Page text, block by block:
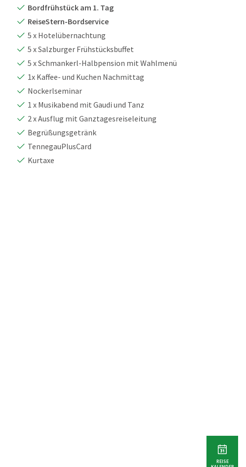
Bordfrühstück am 1. Tag
ReiseStern-Bordservice
5 x Hotelübernachtung
5 x Salzburger Frühstücksbuffet
5 x Schmankerl-Halbpension mit Wahlmenü
1x Kaffee- und Kuchen Nachmittag
Nockerlseminar
1 x Musikabend mit Gaudi und Tanz
2 x Ausflug mit Ganztagesreiseleitung
Begrüßungsgetränk
TennegauPlusCard
Kurtaxe
REISE